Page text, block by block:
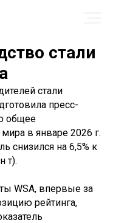
стали
стали
пресс-
общее
в январе 2026 г.
снизился на 6,5% к
т).
WSA, впервые за
рейтинга,